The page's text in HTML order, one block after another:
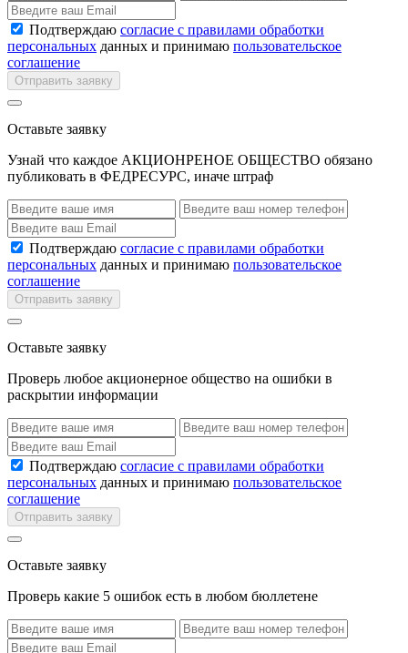
Подтверждаю согласие с правилами обработки
персональных данных и принимаю пользовательское
соглашение
Отправить заявку
Оставьте заявку
Узнай что каждое АКЦИОНРЕНОЕ ОБЩЕСТВО обязано
публиковать в ФЕДРЕСУРС, иначе штраф
Подтверждаю согласие с правилами обработки
персональных данных и принимаю пользовательское
соглашение
Отправить заявку
Оставьте заявку
Проверь любое акционерное общество на ошибки в
раскрытии информации
Подтверждаю согласие с правилами обработки
персональных данных и принимаю пользовательское
соглашение
Отправить заявку
Оставьте заявку
Проверь какие 5 ошибок есть в любом бюллетене